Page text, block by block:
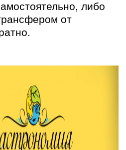
либо
от